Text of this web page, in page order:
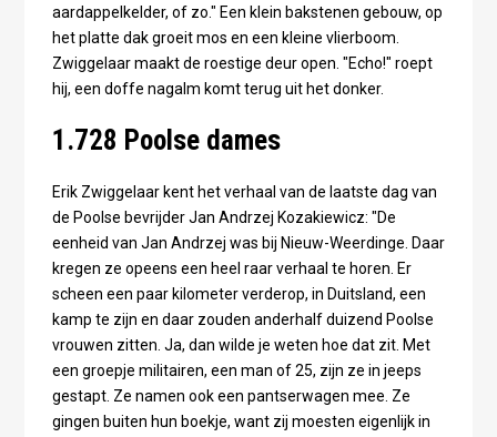
aardappelkelder, of zo." Een klein bakstenen gebouw, op
het platte dak groeit mos en een kleine vlierboom.
Zwiggelaar maakt de roestige deur open. "Echo!" roept
hij, een doffe nagalm komt terug uit het donker.
1.728 Poolse dames
Erik Zwiggelaar kent het verhaal van de laatste dag van
de Poolse bevrijder Jan Andrzej Kozakiewicz: "De
eenheid van Jan Andrzej was bij Nieuw-Weerdinge. Daar
kregen ze opeens een heel raar verhaal te horen. Er
scheen een paar kilometer verderop, in Duitsland, een
kamp te zijn en daar zouden anderhalf duizend Poolse
vrouwen zitten. Ja, dan wilde je weten hoe dat zit. Met
een groepje militairen, een man of 25, zijn ze in jeeps
gestapt. Ze namen ook een pantserwagen mee. Ze
gingen buiten hun boekje, want zij moesten eigenlijk in